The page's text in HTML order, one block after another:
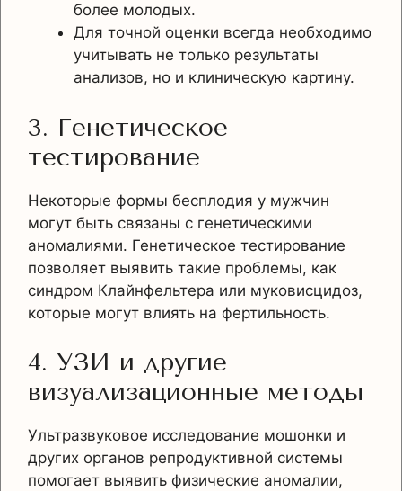
более молодых.
Для точной оценки всегда необходимо
учитывать не только результаты
анализов, но и клиническую картину.
3. Генетическое
тестирование
Некоторые формы бесплодия у мужчин
могут быть связаны с генетическими
аномалиями. Генетическое тестирование
позволяет выявить такие проблемы, как
синдром Клайнфельтера или муковисцидоз,
которые могут влиять на фертильность.
4. УЗИ и другие
визуализационные методы
Ультразвуковое исследование мошонки и
других органов репродуктивной системы
помогает выявить физические аномалии,